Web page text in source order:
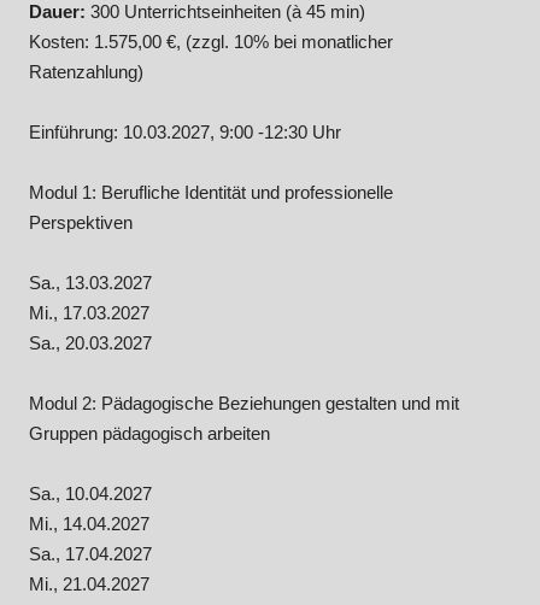
Dauer: 300 Unterrichtseinheiten (à 45 min)
Kosten: 1.575,00 €, (zzgl. 10% bei monatlicher
Ratenzahlung)
Einführung: 10.03.2027, 9:00 -12:30 Uhr
Modul 1: Berufliche Identität und professionelle
Perspektiven
Sa., 13.03.2027
Mi., 17.03.2027
Sa., 20.03.2027
Modul 2: Pädagogische Beziehungen gestalten und mit
Gruppen pädagogisch arbeiten
Sa., 10.04.2027
Mi., 14.04.2027
Sa., 17.04.2027
Mi., 21.04.2027